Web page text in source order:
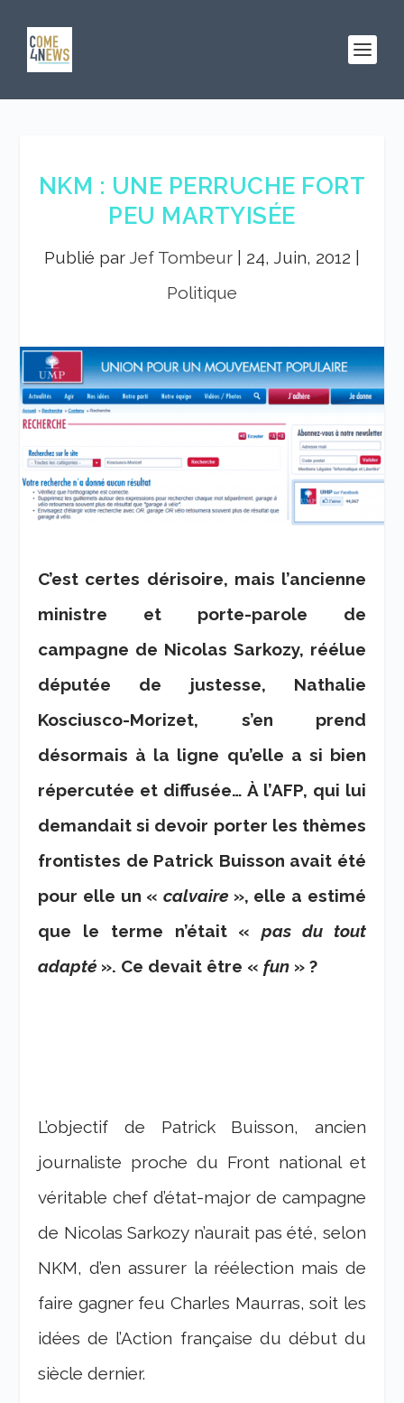
NKM : UNE PERRUCHE FORT
PEU MARTYISÉE
Publié par Jef Tombeur 24, Juin, 2012
Politique
C’est certes dérisoire, mais l’ancienne
ministre et porte-parole de
campagne de Nicolas Sarkozy, réélue
députée de justesse, Nathalie
Kosciusco-Morizet, s’en prend
désormais à la ligne qu’elle a si bien
répercutée et diffusée… À l’AFP, qui lui
demandait si devoir porter les thèmes
frontistes de Patrick Buisson avait été
pour elle un « calvaire », elle a estimé
que le terme n’était «pas du tout
adapté ». Ce devait être «fun » ?
L’objectif de Patrick Buisson, ancien
journaliste proche du Front national et
véritable chef d’état-major de campagne
de Nicolas Sarkozy n’aurait pas été, selon
NKM, d’en assurer la réélection mais de
faire gagner feu Charles Maurras, soit les
idées de l’Action française du début du
siècle dernier.